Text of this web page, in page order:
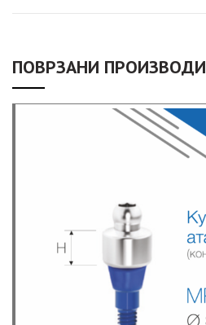
ПОВРЗАНИ ПРОИЗВОДИ